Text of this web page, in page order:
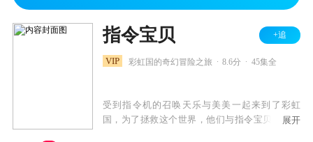
指令宝贝 +追
VIP 彩虹国的奇幻冒险之旅 8.6分 45集全
受到指令机的召唤天乐与美美一起来到了彩虹
国，为了拯救这个世界，他们与指令宝贝红宝开
展开